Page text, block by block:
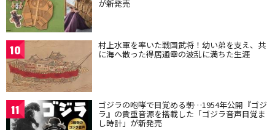
が新発売
10 村上水軍を率いた戦国武将！幼い弟を支え、共
に海へ散った得居通幸の波乱に満ちた生涯
11 ゴジラの咆哮で目覚める朝…1954年公開『ゴジ
ラ』の貴重音源を搭載した「ゴジラ音声目覚ま
し時計」が新発売